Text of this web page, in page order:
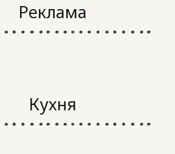
Реклама
Кухня